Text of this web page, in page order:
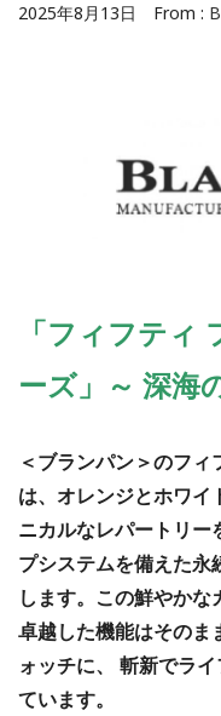
2025年8月13日 From :
「フィフティ
ーズ」～ 深海
＜ブランパン＞のフ
は、オレンジとホワイ
ニカルなレパートリー
プシステムを備えた
します。この鮮やか
卓越した機能はそのま
ォッチに、 斬新でラ
ています。